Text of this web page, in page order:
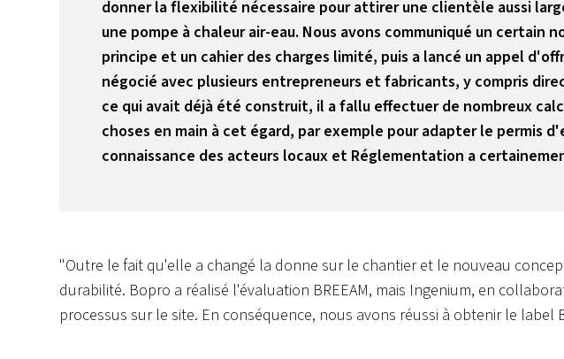
donner la flexibilité nécessaire pour attirer une clientèle aussi
une pompe à chaleur air-eau. Nous avons communiqué un
principe et un cahier des charges limité, puis a lancé un appel
négocié avec plusieurs entrepreneurs et fabricants, y compris
ce qui avait déjà été construit, il a fallu effectuer de nombreux
choses en main à cet égard, par exemple pour adapter le permis
connaissance des acteurs locaux et Réglementation a
"Outre le fait qu'elle a changé la donne sur le chantier et le nouveau
durabilité. Bopro a réalisé l'évaluation BREEAM, mais Ingenium, en
processus sur le site. En conséquence, nous avons réussi à obtenir le label